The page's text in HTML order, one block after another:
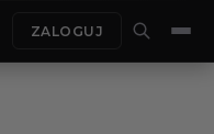
ZALOGUJ